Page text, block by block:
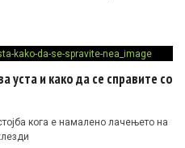
уста и како да се справите со
кога е намалено лачењето на